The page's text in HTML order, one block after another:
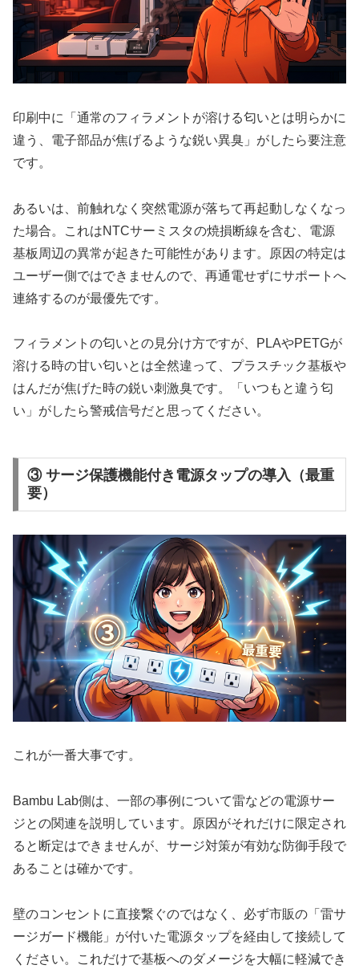
印刷中に「通常のフィラメントが溶ける匂いとは明らかに
違う、電子部品が焦げるような鋭い異臭」がしたら要注意
です。
あるいは、前触れなく突然電源が落ちて再起動しなくなっ
た場合。これはNTCサーミスタの焼損断線を含む、電源
基板周辺の異常が起きた可能性があります。原因の特定は
ユーザー側ではできませんので、再通電せずにサポートへ
連絡するのが最優先です。
フィラメントの匂いとの見分け方ですが、PLAやPETGが
溶ける時の甘い匂いとは全然違って、プラスチック基板や
はんだが焦げた時の鋭い刺激臭です。「いつもと違う匂
い」がしたら警戒信号だと思ってください。
③ サージ保護機能付き電源タップの導入（最重
要）
これが一番大事です。
Bambu Lab側は、一部の事例について雷などの電源サー
ジとの関連を説明しています。原因がそれだけに限定され
ると断定はできませんが、サージ対策が有効な防御手段で
あることは確かです。
壁のコンセントに直接繋ぐのではなく、必ず市販の「雷サ
ージガード機能」が付いた電源タップを経由して接続して
ください。これだけで基板へのダメージを大幅に軽減でき